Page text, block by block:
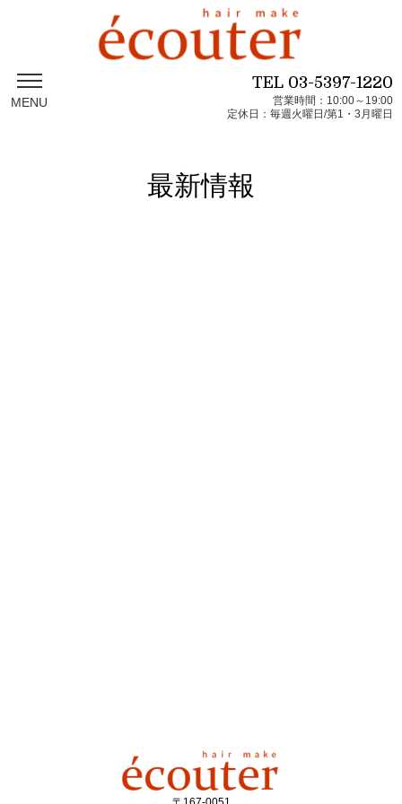
MENU
TEL 03-5397-1220
営業時間：10:00～19:00
定休日：毎週火曜日/第1・3月曜日
最新情報